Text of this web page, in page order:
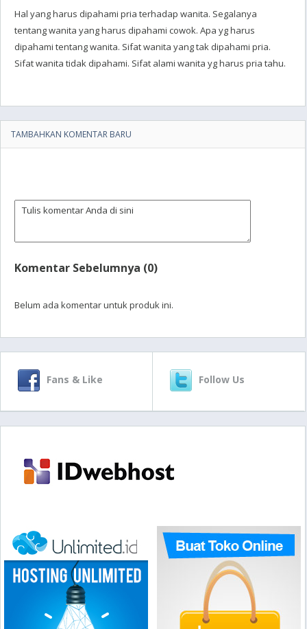
Hal yang harus dipahami pria terhadap wanita. Segalanya
tentang wanita yang harus dipahami cowok. Apa yg harus
dipahami tentang wanita. Sifat wanita yang tak dipahami pria.
Sifat wanita tidak dipahami. Sifat alami wanita yg harus pria tahu.
TAMBAHKAN KOMENTAR BARU
Komentar Sebelumnya (0)
Belum ada komentar untuk produk ini.
Fans & Like Follow Us